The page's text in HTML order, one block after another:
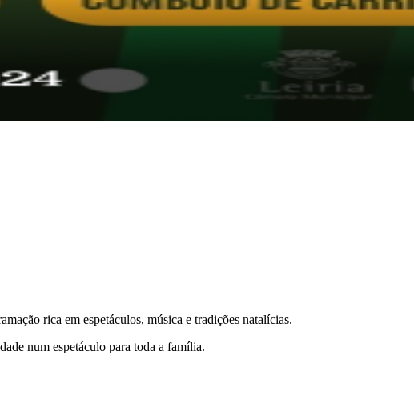
rica em espetáculos, música e tradições natalícias.
num espetáculo para toda a família.